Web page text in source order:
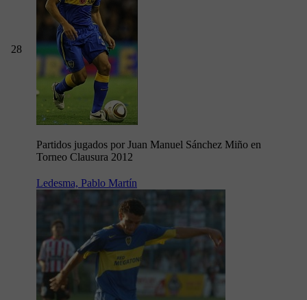
28
Partidos jugados por Juan Manuel Sánchez Miño en
Torneo Clausura 2012
Ledesma, Pablo Martín